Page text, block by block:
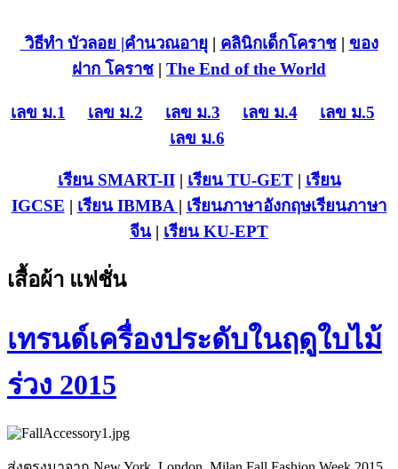
วิธีทำ บัวลอย |คำนวณอายุ | คลินิกเด็กโคราช| ของ
ฝาก โคราช | The End of the World
เลข ม.1 เลข ม.2 เลข ม.3 เลข ม.4
เลข ม.5
เลข ม.6
เรียน SMART-II| เรียน TU-GET| เรียน
IGCSE | เรียน IBMBA | เรียนภาษาอังกฤษเรียนภาษา
จีน | เรียน KU-EPT
เสื้อผ้า แฟชั่น
เทรนด์เครื่องประดับในฤดูใบไม้
ร่วง 2015